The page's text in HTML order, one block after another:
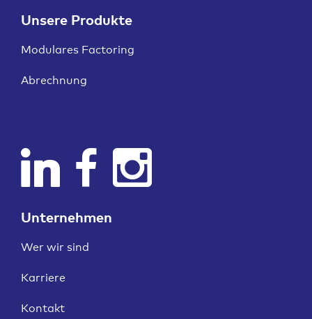
Unsere Produkte
Modulares Factoring
Abrechnung
Unternehmen
Wer wir sind
Karriere
Kontakt